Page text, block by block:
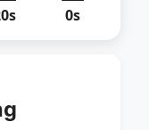
0s